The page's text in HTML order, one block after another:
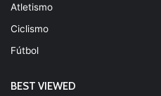
Atletismo
Ciclismo
Fútbol
BEST VIEWED